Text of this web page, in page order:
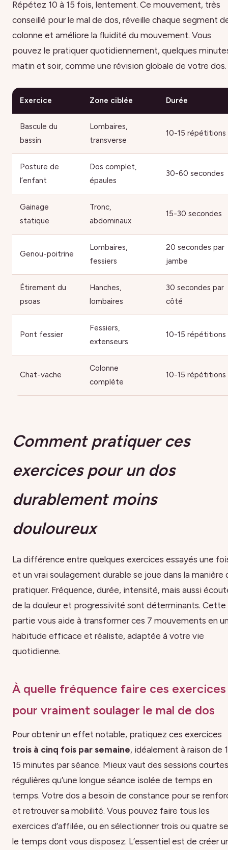
Répétez 10 à 15 fois, lentement. Ce mouvement, très
conseillé pour le mal de dos, réveille chaque segment
colonne et améliore la fluidité du mouvement. Vous
pouvez le pratiquer quotidiennement, quelques
matin et soir, comme une révision globale de votre dos.
Exercice Zone ciblée Durée
Bascule du
bassin
Lombaires,
transverse
10-15 répétitions
Posture de
l’enfant
Dos complet,
épaules
30-60 secondes
Gainage
statique
Tronc,
abdominaux
15-30 secondes
Genou-poitrine
Lombaires,
fessiers
20 secondes par
jambe
Étirement du
psoas
Hanches,
lombaires
30 secondes par
côté
Pont fessier
Fessiers,
extenseurs
10-15 répétitions
Chat-vache
Colonne
complète
10-15 répétitions
Comment pratiquer ces
exercices pour un dos
durablement moins
douloureux
La différence entre quelques exercices essayés une
et un vrai soulagement durable se joue dans la manière
pratiquer. Fréquence, durée, intensité, mais aussi
de la douleur et progressivité sont déterminants. Cette
partie vous aide à transformer ces 7 mouvements en
habitude efficace et réaliste, adaptée à votre vie
quotidienne.
À quelle fréquence faire ces exercices
pour vraiment soulager le mal de dos
Pour obtenir un effet notable, pratiquez ces exercices
trois à cinq fois par semaine, idéalement à raison de
15 minutes par séance. Mieux vaut des sessions
régulières qu’une longue séance isolée de temps en
temps. Votre dos a besoin de constance pour se
et retrouver sa mobilité. Vous pouvez faire tous les
exercices d’affilée, ou en sélectionner trois ou quatre
le temps dont vous disposez. L’essentiel est de créer